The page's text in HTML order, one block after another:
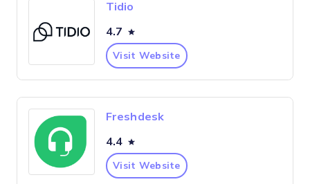
Tidio
4.7
Visit Website
Freshdesk
4.4
Visit Website